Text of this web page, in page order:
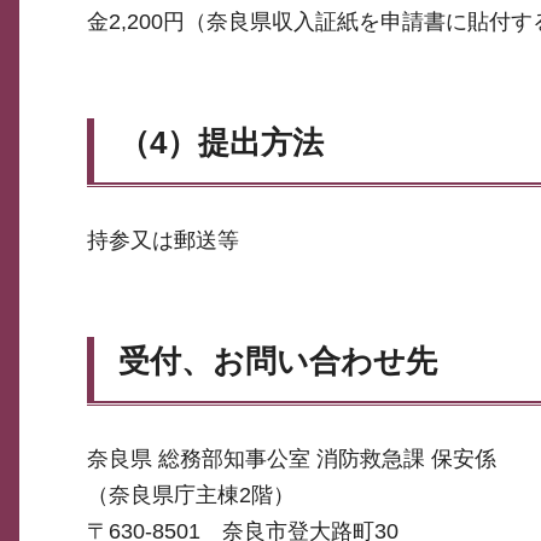
金2,200円（奈良県収入証紙を申請書に貼付す
（4）提出方法
持参又は郵送等
受付、お問い合わせ先
奈良県 総務部知事公室 消防救急課 保安係
（奈良県庁主棟2階）
〒630-8501 奈良市登大路町30